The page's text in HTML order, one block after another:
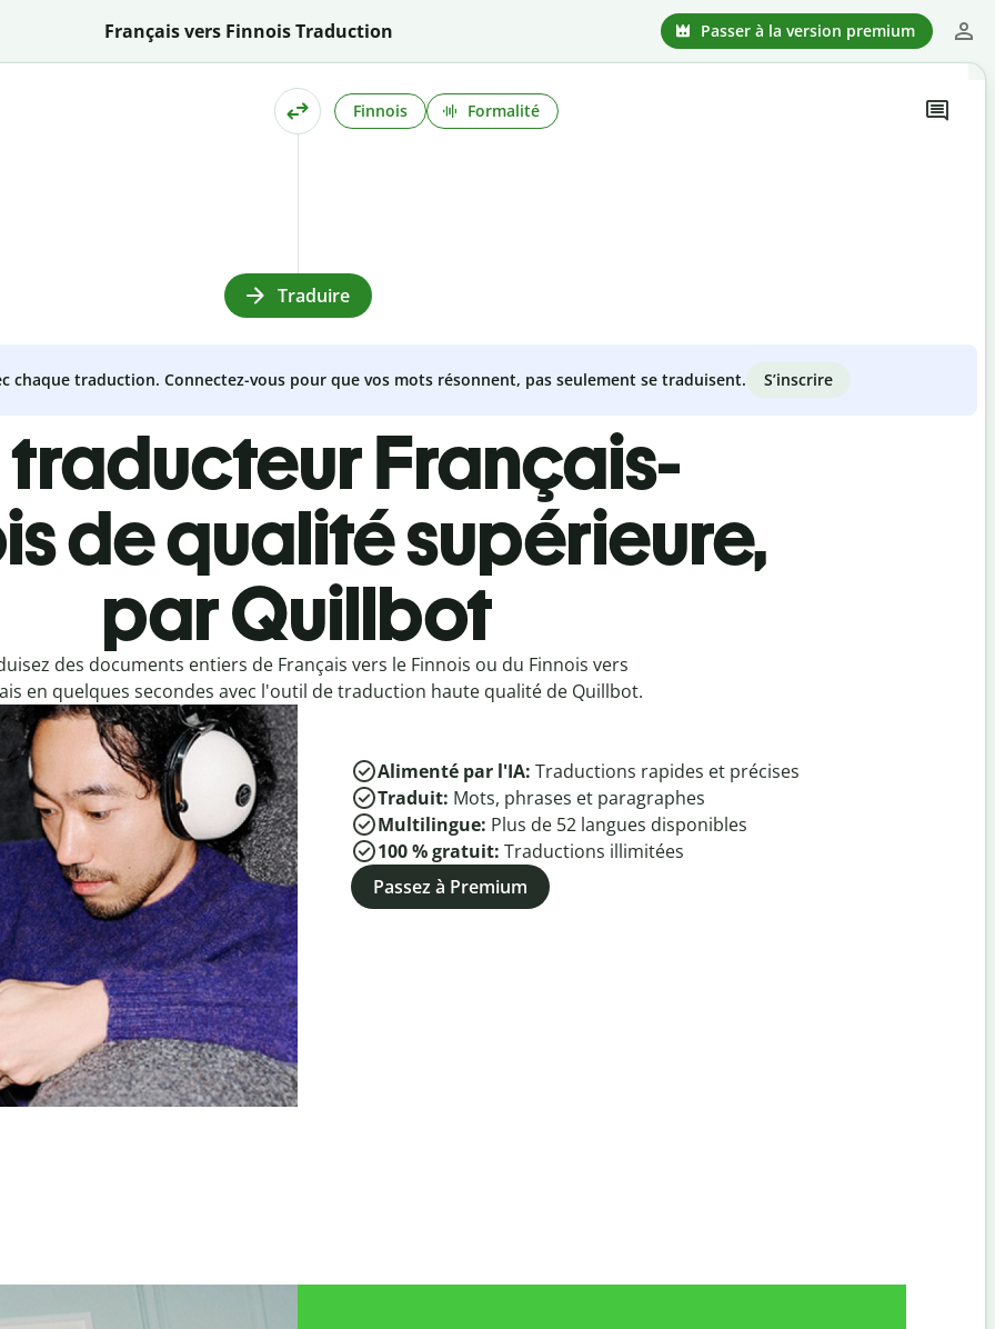
Français vers Finnois Traduction Passer à la version premium
Finnois Formalité
Traduire
chaque traduction. Connectez-vous pour que vos mots résonnent, pas seulement se traduisent. S’inscrire
traducteur Français-
de qualité supérieure,
par Quillbot
des documents entiers de Français vers le Finnois ou du Finnois vers
en quelques secondes avec l'outil de traduction haute qualité de Quillbot.
Alimenté par l'IA: Traductions rapides et précises
Traduit: Mots, phrases et paragraphes
Multilingue: Plus de 52 langues disponibles
100 % gratuit: Traductions illimitées
Passez à Premium